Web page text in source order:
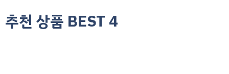
추천 상품 BEST 4